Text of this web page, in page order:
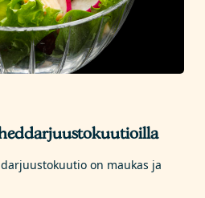
on maukas ja